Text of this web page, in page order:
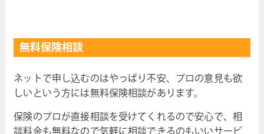
無料保険相談
ネットで申し込むのはやっぱり不安、プロの意見も欲
しいという方には無料保険相談があります。
保険のプロが直接相談を受けてくれるので安心で、相